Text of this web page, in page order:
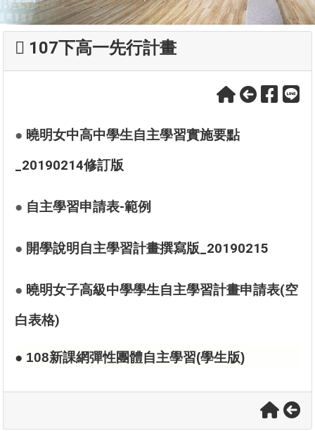
107下高一先行計畫
● 曉明女中高中學生自主學習實施要點
_20190214修訂版
● 自主學習申請表-範例
● 開學說明自主學習計畫撰寫版_20190215
● 曉明女子高級中學學生自主學習計畫申請表(空
白表格)
● 108新課網彈性團體自主學習(學生版)